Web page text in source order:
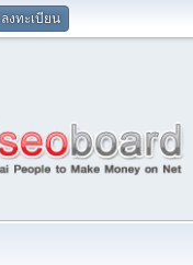
ลงทะเบียน